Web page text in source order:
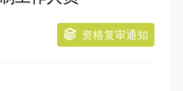
资格复审通知